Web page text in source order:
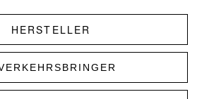
HERSTELLER